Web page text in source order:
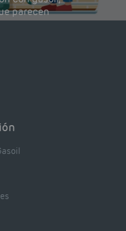
parecen
estar
con lo que